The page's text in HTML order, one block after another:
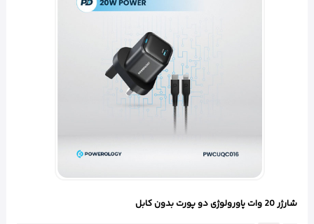
شارژر 20 وات پاورولوژی دو پورت بدون کابل